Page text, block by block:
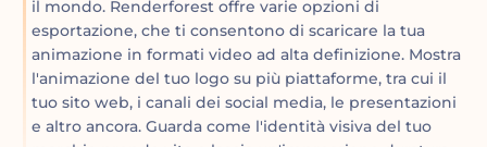
il mondo. Renderforest offre varie opzioni di
esportazione, che ti consentono di scaricare la tua
animazione in formati video ad alta definizione. Mostra
l'animazione del tuo logo su più piattaforme, tra cui il
tuo sito web, i canali dei social media, le presentazioni
e altro ancora. Guarda come l'identità visiva del tuo